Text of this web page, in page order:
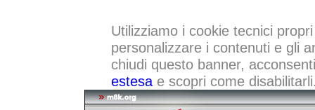
Utilizziamo i cookie tecnici
personalizzare i contenuti e gli
chiudi questo banner,
estesae scopri come